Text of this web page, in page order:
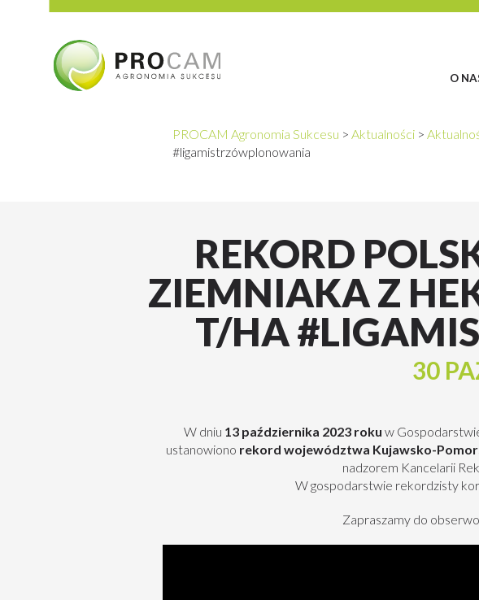
O
PROCAM Agronomia Sukcesu > Aktualności >
#ligamistrzówplonowania
REKORD
ZIEMNIAKA Z
T/HA
30
W dniu 13 października 2023 roku w
ustanowiono rekord województwa Kujawsko-
nadzorem Kancelarii
W gospodarstwie rekordzisty
Zapraszamy do